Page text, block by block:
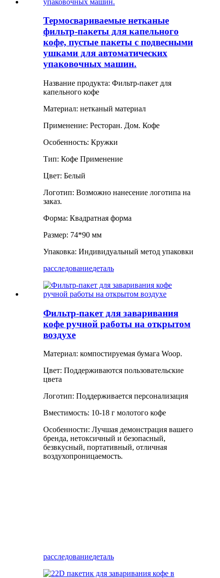
Термосвариваемые нетканые
фильтр-пакеты для капельного
кофе, пустые пакеты с подвесными
ушками для автоматических
упаковочных машин.
Название продукта: Фильтр-пакет для
капельного кофе
Материал: нетканый материал
Применение: Ресторан. Дом. Кофе
Особенность: Кружки
Тип: Кофе Применение
Цвет: Белый
Логотип: Возможно нанесение логотипа на
заказ.
Форма: Квадратная форма
Размер: 74*90 мм
Упаковка: Индивидуальный метод упаковки
расследованиедеталь
Фильтр-пакет для заваривания
кофе ручной работы на открытом
воздухе
Материал: компостируемая бумага Woop.
Цвет: Поддерживаются пользовательские
цвета
Логотип: Поддерживается персонализация
Вместимость: 10-18 г молотого кофе
Особенности: Лучшая демонстрация вашего
бренда, нетоксичный и безопасный,
безвкусный, портативный, отличная
воздухопроницаемость.
расследованиедеталь